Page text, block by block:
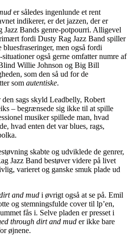
er således ingenlunde et rent
indikerer, er det jazzen, der er
Bands genre-potpourri. Alligevel
fordi Dusty Rag Jazz Band spiller
men også fordi
også gerne omfatter numre af
Willie Johnson og Big Bill
som den så ud for de
som autentiske.
sags skyld Leadbelly, Robert
– begrænsede sig ikke til at spille
musiker spillede man, hvad
hvad enten det var blues, rags,
skabte og udviklede de genrer,
Jazz Band bestøver videre på livet
varieret og ganske smuk plade ud
and mud i øvrigt også at se på. Emil
og stemningsfulde cover til lp’en,
fås i. Selve pladen er presset i
through dirt and mud er ikke bare
øjnene.